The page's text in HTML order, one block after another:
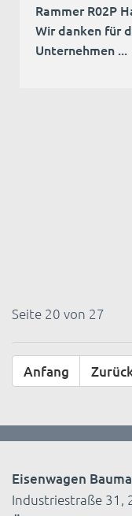
Rammer R02P
Wir danken für
Unternehmen ...
Seite 20 von 27
Anfang
Eisenwagen
Industriestraße 31,